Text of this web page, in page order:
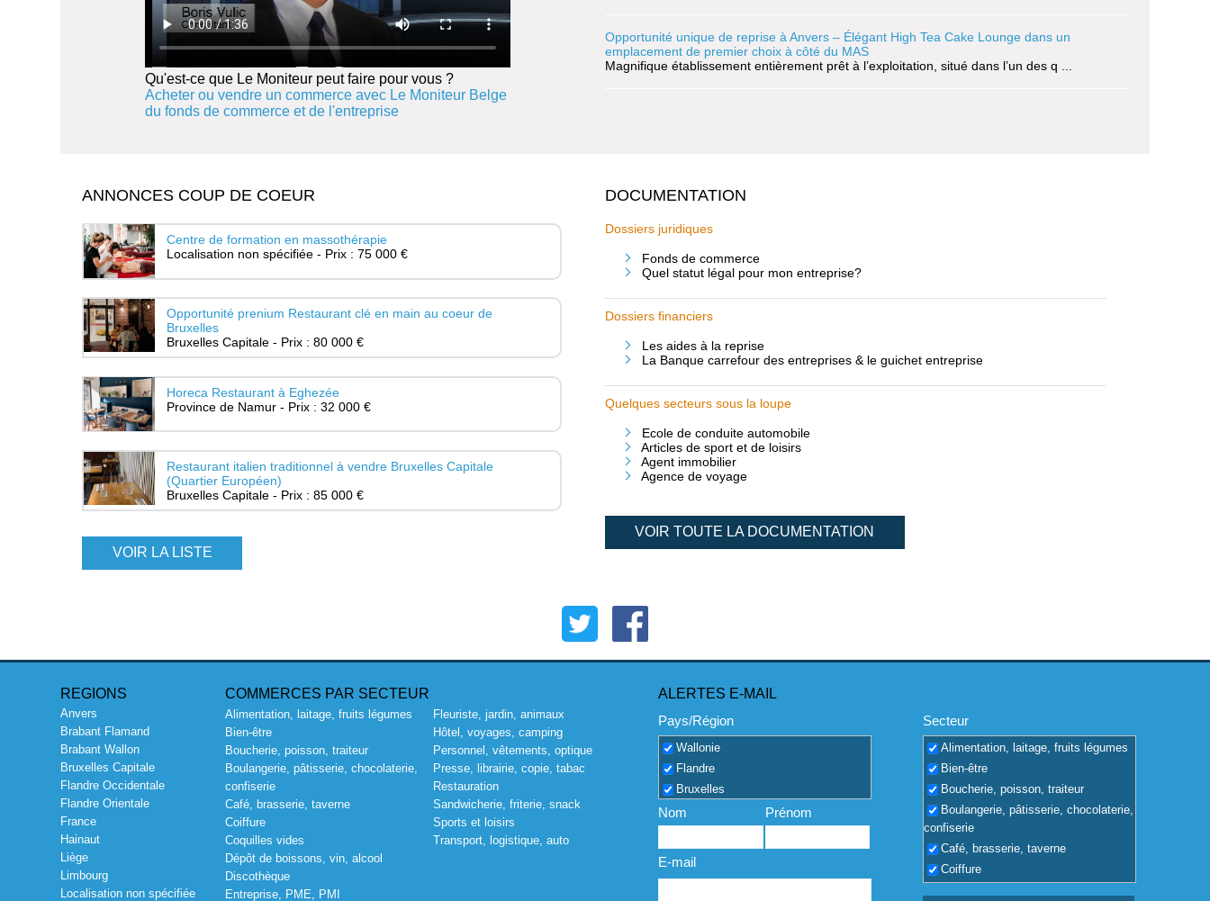
Qu'est-ce que Le Moniteur peut faire pour vous ?
Acheter ou vendre un commerce avec Le Moniteur Belge
du fonds de commerce et de l'entreprise
Opportunité unique de reprise à Anvers – Élégant High Tea Cake Lounge dans un
emplacement de premier choix à côté du MAS
Magnifique établissement entièrement prêt à l’exploitation, situé dans l’un des q ...
ANNONCES COUP DE COEUR
Centre de formation en massothérapie
Localisation non spécifiée - Prix : 75 000 €
Opportunité prenium Restaurant clé en main au coeur de
Bruxelles
Bruxelles Capitale - Prix : 80 000 €
Horeca Restaurant à Eghezée
Province de Namur - Prix : 32 000 €
Restaurant italien traditionnel à vendre Bruxelles Capitale
(Quartier Européen)
Bruxelles Capitale - Prix : 85 000 €
VOIR LA LISTE
DOCUMENTATION
Dossiers juridiques
Fonds de commerce
Quel statut légal pour mon entreprise?
Dossiers financiers
Les aides à la reprise
La Banque carrefour des entreprises & le guichet entreprise
Quelques secteurs sous la loupe
Ecole de conduite automobile
Articles de sport et de loisirs
Agent immobilier
Agence de voyage
VOIR TOUTE LA DOCUMENTATION
REGIONS
Anvers
Brabant Flamand
Brabant Wallon
Bruxelles Capitale
Flandre Occidentale
Flandre Orientale
France
Hainaut
Liège
Limbourg
Localisation non spécifiée
COMMERCES PAR SECTEUR
Alimentation, laitage, fruits légumes
Bien-être
Boucherie, poisson, traiteur
Boulangerie, pâtisserie, chocolaterie,
confiserie
Café, brasserie, taverne
Coiffure
Coquilles vides
Dépôt de boissons, vin, alcool
Discothèque
Entreprise, PME, PMI
Fleuriste, jardin, animaux
Hôtel, voyages, camping
Personnel, vêtements, optique
Presse, librairie, copie, tabac
Restauration
Sandwicherie, friterie, snack
Sports et loisirs
Transport, logistique, auto
ALERTES E-MAIL
Pays/Région
Wallonie
Flandre
Bruxelles
Nom Prénom
E-mail
Secteur
Alimentation, laitage, fruits légumes
Bien-être
Boucherie, poisson, traiteur
Boulangerie, pâtisserie, chocolaterie,
confiserie
Café, brasserie, taverne
Coiffure